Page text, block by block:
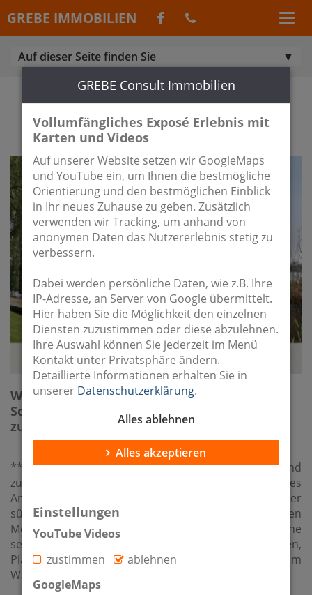
GREBE IMMOBILIEN
Auf dieser Seite finden Sie
IMMOBILIEN AUS KLAUSDORF /
MELLENSEE
Wassergrundstück, Haus mit 4 Wohnungen,
Scheune, Bungalow direkt am See und
zusätzliches Bauland
**Wassergrundstück mit Ferienanlage, Scheune und
zusätzlichem Bauland – ein außergewöhnliches
Anwesen am Mellensee** Nur rund 20 Kilometer
südlich der Berliner Stadtgrenze, direkt am idyllischen
Mellensee im Ortsteil Klausdorf, eröffnet sich eine
seltene Gelegenheit für Menschen mit Ideen,
Platzbedarf und dem Wunsch nach einem Leben am
Wasser.
GREBE Consult Immobilien
Vollumfängliches Exposé Erlebnis mit
Karten und Videos
Auf unserer Website setzen wir GoogleMaps
und YouTube ein, um Ihnen die bestmögliche
Orientierung und den bestmöglichen Einblick
in Ihr neues Zuhause zu geben. Zusätzlich
verwenden wir Tracking, um anhand von
anonymen Daten das Nutzererlebnis stetig zu
verbessern.
Dabei werden persönliche Daten, wie z.B. Ihre
IP-Adresse, an Server von Google übermittelt.
Hier haben Sie die Möglichkeit den einzelnen
Diensten zuzustimmen oder diese abzulehnen.
Ihre Auswahl können Sie jederzeit im Menü
Kontakt unter Privatsphäre ändern.
Detaillierte Informationen erhalten Sie in
unserer Datenschutzerklärung.
Alles ablehnen
Alles akzeptieren
Einstellungen
YouTube Videos
zustimmen
ablehnen
GoogleMaps